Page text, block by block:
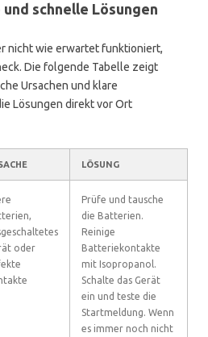
schnelle Lösungen
nicht wie erwartet funktioniert,
Die folgende Tabelle zeigt
Ursachen und klare
Lösungen direkt vor Ort
LÖSUNG
oder
Prüfe und tausche
die Batterien.
Reinige
Batteriekontakte
mit Isopropanol.
Schalte das Gerät
ein und teste die
Startmeldung. Wenn
es immer noch nicht